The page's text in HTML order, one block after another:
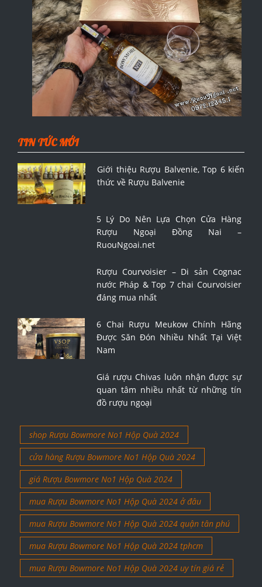
TIN TỨC MỚI
Giới thiệu Rượu Balvenie, Top 6 kiến
thức về Rượu Balvenie
5 Lý Do Nên Lựa Chọn Cửa Hàng
Rượu Ngoại Đồng Nai –
RuouNgoai.net
Rượu Courvoisier – Di sản Cognac
nước Pháp & Top 7 chai Courvoisier
đáng mua nhất
6 Chai Rượu Meukow Chính Hãng
Được Săn Đón Nhiều Nhất Tại Việt
Nam
Giá rượu Chivas luôn nhận được sự
quan tâm nhiều nhất từ những tín
đồ rượu ngoại
shop Rượu Bowmore No1 Hộp Quà 2024
cửa hàng Rượu Bowmore No1 Hộp Quà 2024
giá Rượu Bowmore No1 Hộp Quà 2024
mua Rượu Bowmore No1 Hộp Quà 2024 ở đâu
mua Rượu Bowmore No1 Hộp Quà 2024 quận tân phú
mua Rượu Bowmore No1 Hộp Quà 2024 tphcm
mua Rượu Bowmore No1 Hộp Quà 2024 uy tín giá rẻ